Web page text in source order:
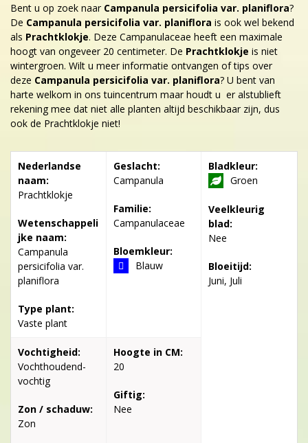
Bent u op zoek naar Campanula persicifolia var. planiflora?
De Campanula persicifolia var. planiflora is ook wel bekend
als Prachtklokje. Deze Campanulaceae heeft een maximale
hoogt van ongeveer 20 centimeter. De Prachtklokje is niet
wintergroen. Wilt u meer informatie ontvangen of tips over
deze Campanula persicifolia var. planiflora? U bent van
harte welkom in ons tuincentrum maar houdt u er alstublieft
rekening mee dat niet alle planten altijd beschikbaar zijn, dus
ook de Prachtklokje niet!
Nederlandse
naam:
Prachtklokje
Wetenschappeli
jke naam:
Campanula
persicifolia var.
planiflora
Type plant:
Vaste plant
Geslacht:
Campanula
Familie:
Campanulaceae
Bloemkleur:
Blauw
Bladkleur:
Groen
Veelkleurig
blad:
Nee
Bloeitijd:
Juni, Juli
Vochtigheid:
Vochthoudend-
vochtig
Zon / schaduw:
Zon
Hoogte in CM:
20
Giftig:
Nee